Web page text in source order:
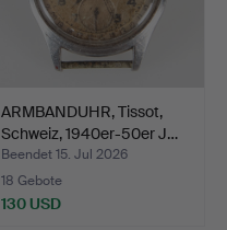
ARMBANDUHR, Tissot,
Schweiz, 1940er-50er J…
Beendet 15. Jul 2026
18 Gebote
130 USD